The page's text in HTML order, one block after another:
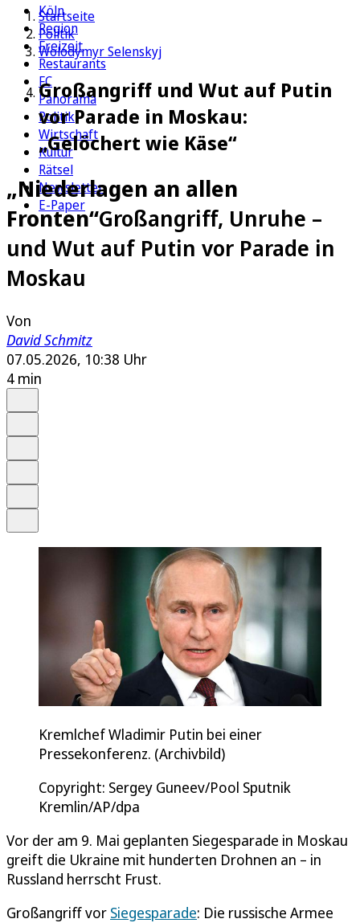
Köln
Region
Freizeit
Restaurants
FC
Panorama
Politik
Wirtschaft
Kultur
Rätsel
Newsletter
E-Paper
Startseite
Politik
Wolodymyr Selenskyj
Großangriff und Wut auf Putin
vor Parade in Moskau:
„Gelöchert wie Käse“
„Niederlagen an allen
Fronten“Großangriff, Unruhe –
und Wut auf Putin vor Parade in
Moskau
Von
David Schmitz
07.05.2026, 10:38 Uhr
4 min
Kremlchef Wladimir Putin bei einer
Pressekonferenz. (Archivbild)
Copyright: Sergey Guneev/Pool Sputnik
Kremlin/AP/dpa
Vor der am 9. Mai geplanten Siegesparade in Moskau
greift die Ukraine mit hunderten Drohnen an – in
Russland herrscht Frust.
Großangriff vor Siegesparade: Die russische Armee